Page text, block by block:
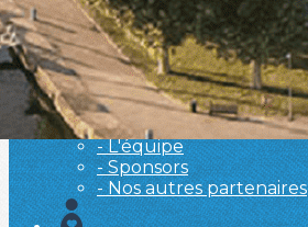
L'association▴▾
- L'association
- Brochure
- L'équipe
- Sponsors
- Nos autres partenaires